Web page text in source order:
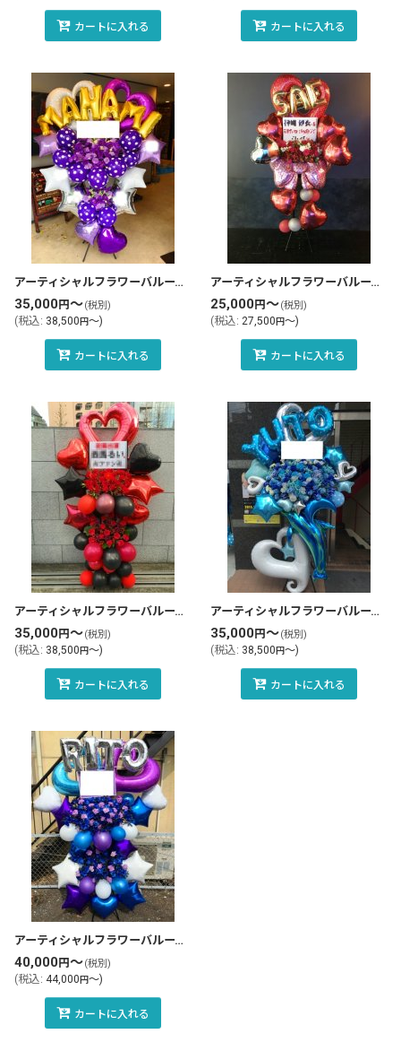
カートに入れる カートに入れる
アーティシャルフラワーバルーンスタンド花・フラスタ(tlb-fbs04-zo)
35,000円～(税別)
(税込: 38,500 円～)
カートに入れる
アーティシャルフラワーバルーンスタンド花・フラスタ(tlb-fbs119-zo)
25,000円～(税別)
(税込: 27,500 円～)
カートに入れる
アーティシャルフラワーバルーンスタンド花・フラスタ(tlb-fbs107-zo)
35,000円～(税別)
(税込: 38,500 円～)
カートに入れる
アーティシャルフラワーバルーンスタンド花・フラスタ(tlb-fbs58-zo)
35,000円～(税別)
(税込: 38,500 円～)
カートに入れる
アーティシャルフラワーバルーンスタンド花・フラスタ(tlb-fbs08-zo)
40,000円～(税別)
(税込: 44,000 円～)
カートに入れる